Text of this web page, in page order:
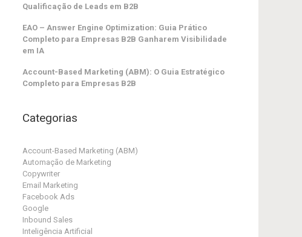
Qualificação de Leads em B2B
EAO – Answer Engine Optimization: Guia Prático
Completo para Empresas B2B Ganharem Visibilidade
em IA
Account-Based Marketing (ABM): O Guia Estratégico
Completo para Empresas B2B
Categorias
Account-Based Marketing (ABM)
Automação de Marketing
Copywriter
Email Marketing
Facebook Ads
Google
Inbound Sales
Inteligência Artificial